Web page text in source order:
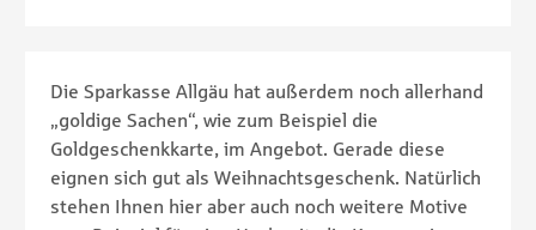
Die Sparkasse Allgäu hat außerdem noch allerhand
„goldige Sachen“, wie zum Beispiel die
Goldgeschenkkarte, im Angebot. Gerade diese
eignen sich gut als Weihnachtsgeschenk. Natürlich
stehen Ihnen hier aber auch noch weitere Motive